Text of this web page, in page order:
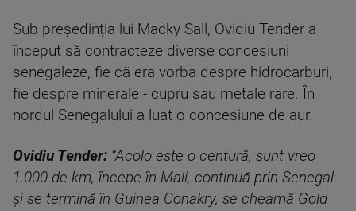
Sub președinția lui Macky Sall, Ovidiu Tender a
început să contracteze diverse concesiuni
senegaleze, fie că era vorba despre hidrocarburi,
fie despre minerale - cupru sau metale rare. În
nordul Senegalului a luat o concesiune de aur.
Ovidiu Tender: “Acolo este o centură, sunt vreo
1.000 de km, începe în Mali, continuă prin Senegal
și se termină în Guinea Conakry, se cheamă Gold